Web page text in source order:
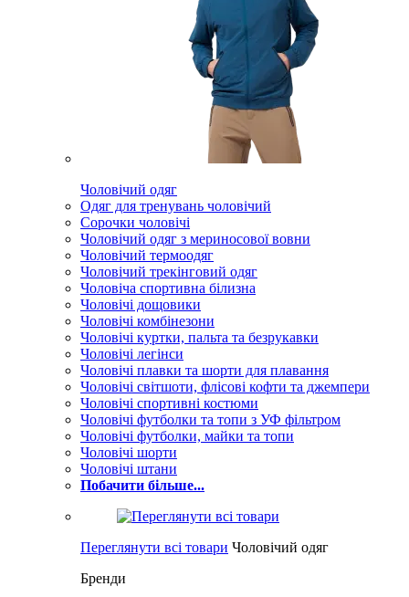
Чоловічий одяг
Одяг для тренувань чоловічий
Сорочки чоловічі
Чоловічий одяг з мериносової вовни
Чоловічий термоодяг
Чоловічий трекінговий одяг
Чоловіча спортивна білизна
Чоловічі дощовики
Чоловічі комбінезони
Чоловічі куртки, пальта та безрукавки
Чоловічі легінси
Чоловічі плавки та шорти для плавання
Чоловічі світшоти, флісові кофти та джемпери
Чоловічі спортивні костюми
Чоловічі футболки та топи з УФ фільтром
Чоловічі футболки, майки та топи
Чоловічі шорти
Чоловічі штани
Побачити більше...
Переглянути всі товари Чоловічий одяг
Бренди